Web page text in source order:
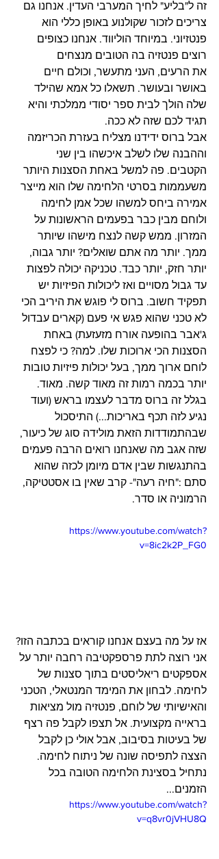
זה ל"בליע" לחיך המערבי העדין. אנחנו גם
צריכים לזכור שקולנוע באופן כללי הוא
פנטזיוני. במיוחד הוליווד. אנחנו כצופים
רוצים פנטזיה בה הטובים מנצחים
את הרעים, העני מתעשר, וכולם חיים
באושר ובעושר. תשאלו כל אמא שהילד
שלה הולך לבית ספר יסודי ממלכתי והיא
תגיד לכם שזה לא ככה.
אבל ברוס ידידנו מצליח בעזרת הכריזמה
וההבנה שלו לשלב איכשהו בין שני
הקטבים. פה למשל באחת הסצנות היותר
משעממות בסרטי הלחימה שלו הוא מייצר
אמירה ביחס למשהו שכל אמן לחימה
ולוחם מבין כבר בפעמים הראשונות על
המזרון. ממש קשה לנצח מישהו שיותר
ממך. יותר מה אתם שואלים? יותר גבוה,
יותר חזק, יותר כבד. טכניקה יכולה לפצות
עד גבול מסויים ואז ליכולות הפיזיות יש
תפקיד חשוב. ברוס לי פוגש את היריב הכי
לא טכני שהוא פגש אי פעם (קארים עבדול
ג'אבר בהופעה אורח מזעזעת) באחת
הסצנות הכי ארוכות שלו. למה? כי לפצח
לוחם ארוך ממך, בעל יכולות פיזיות טובות
יותר בכמה רמות זה מאוד קשה. מאוד.
בגלל זה ברוס מדבר לעצמו בראש (ועוד
נגיע לזה תכף באריכות...) התיסכול
שבהתמודדות הזאת מולידה סוג של כיעור,
שזה אגב מה שאנחנו רואים הרבה פעמים
בהתנגשות שבין אדם מיומן לכזה שהוא
סתם :"חיה רעה"- קרב שאין בו אסטטיקה,
הרמוניה או סדר.
https://www.youtube.com/watch?
v=8ic2k2P_FG0
אז על מה בעצם אנחנו קוראים בכתבה הזו?
אני רוצה לתת פרספקטיבה רחבה יותר על
אספקטים ריאליסטים בתוך סצנות של
לחימה. לבחון את המימד המנטאלי, הטכני
והאישיותי של לוחם, פנטזיה מול מציאות
בראייה מקצועית. אל תצפו לקבל פה רצף
של בעיטות בסיבוב, אבל אולי כן לקבל
הצצה לתפיסה שונה של ניתוח לחימה.
נתחיל בסצינת הלחימה הטובה בכל
הזמנים...
https://www.youtube.com/watch?
v=q8vr0jVHU8Q